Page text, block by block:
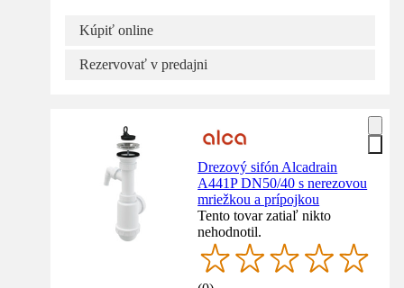
Kúpiť online
Rezervovať v predajni
Drezový sifón Alcadrain
A441P DN50/40 s nerezovou
mriežkou a prípojkou
Tento tovar zatiaľ nikto
nehodnotil.